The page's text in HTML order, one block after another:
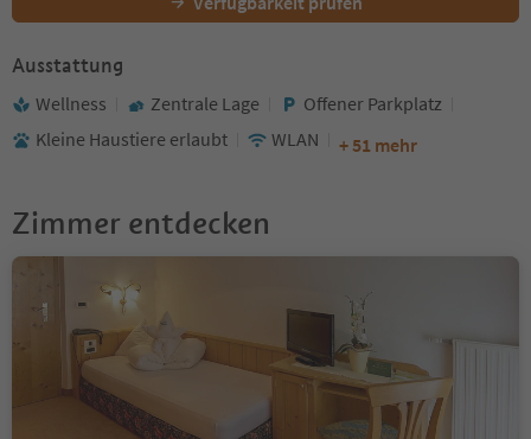
Ausstattung
Wellness Zentrale Lage
Offener Parkplatz
Kleine Haustiere erlaubt
WLAN + 51 mehr
Zimmer entdecken